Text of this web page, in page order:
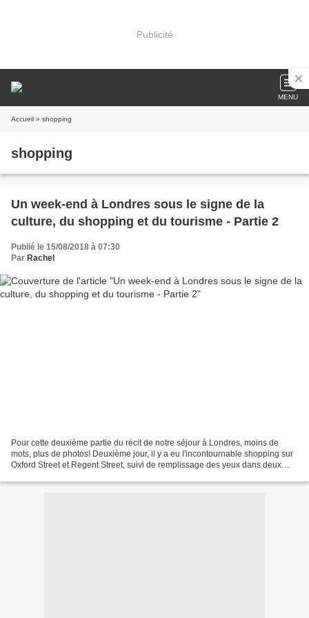
Publicité
MENU
Accueil » shopping
shopping
Un week-end à Londres sous le signe de la
culture, du shopping et du tourisme - Partie 2
Publié le 15/08/2018 à 07:30
Par Rachel
Pour cette deuxième partie du récit de notre séjour à Londres, moins de
mots, plus de photos! Deuxième jour, il y a eu l'incontournable shopping sur
Oxford Street et Regent Street, suivi de remplissage des yeux dans deux